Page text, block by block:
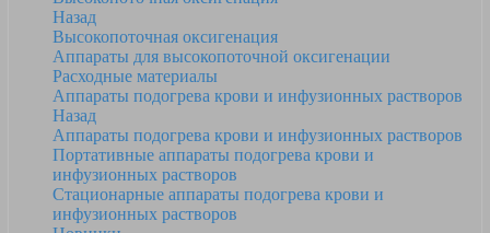
Назад
Высокопоточная оксигенация
Аппараты для высокопоточной оксигенации
Расходные материалы
Аппараты подогрева крови и инфузионных растворов
Назад
Аппараты подогрева крови и инфузионных растворов
Портативные аппараты подогрева крови и
инфузионных растворов
Стационарные аппараты подогрева крови и
инфузионных растворов